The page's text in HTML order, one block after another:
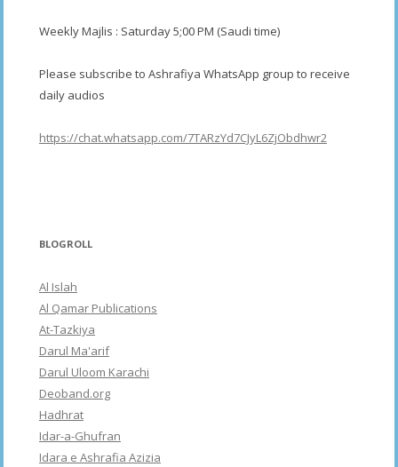
Weekly Majlis : Saturday 5;00 PM (Saudi time)
Please subscribe to Ashrafiya WhatsApp group to receive
daily audios
https://chat.whatsapp.com/7TARzYd7CJyL6ZjObdhwr2
BLOGROLL
Al Islah
Al Qamar Publications
At-Tazkiya
Darul Ma'arif
Darul Uloom Karachi
Deoband.org
Hadhrat
Idar-a-Ghufran
Idara e Ashrafia Azizia